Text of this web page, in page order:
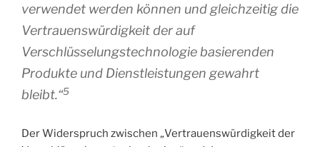
verwendet werden können und gleichzeitig die
Vertrauenswürdigkeit der auf
Verschlüsselungstechnologie basierenden
Produkte und Dienstleistungen gewahrt
bleibt.“5
Der Widerspruch zwischen „Vertrauenswürdigkeit der